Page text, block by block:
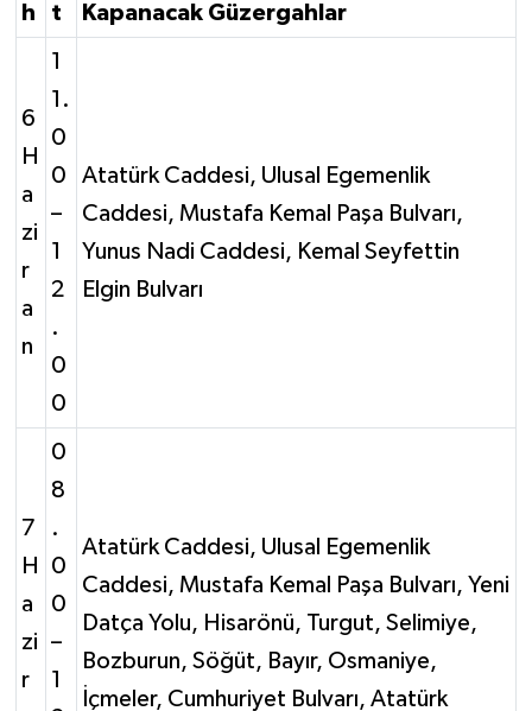
h
t
Kapanacak Güzergahlar
6
H
a
zi
r
a
n
1
1.
0
0
–
1
2
.
0
0
Atatürk Caddesi, Ulusal Egemenlik
Caddesi, Mustafa Kemal Paşa Bulvarı,
Yunus Nadi Caddesi, Kemal Seyfettin
Elgin Bulvarı
7
H
a
zi
r
0
8
.
0
0
–
1
Atatürk Caddesi, Ulusal Egemenlik
Caddesi, Mustafa Kemal Paşa Bulvarı, Yeni
Datça Yolu, Hisarönü, Turgut, Selimiye,
Bozburun, Söğüt, Bayır, Osmaniye,
İçmeler, Cumhuriyet Bulvarı, Atatürk